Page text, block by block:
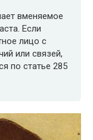
вменяемое
Если
лицо с
или связей,
по статье 285